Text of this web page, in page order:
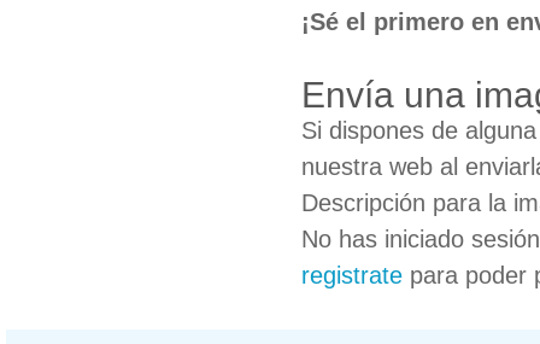
¡Sé el primero en
Envía una
Si dispones de
nuestra web al
Descripción para la
No has iniciado
registrate para poder